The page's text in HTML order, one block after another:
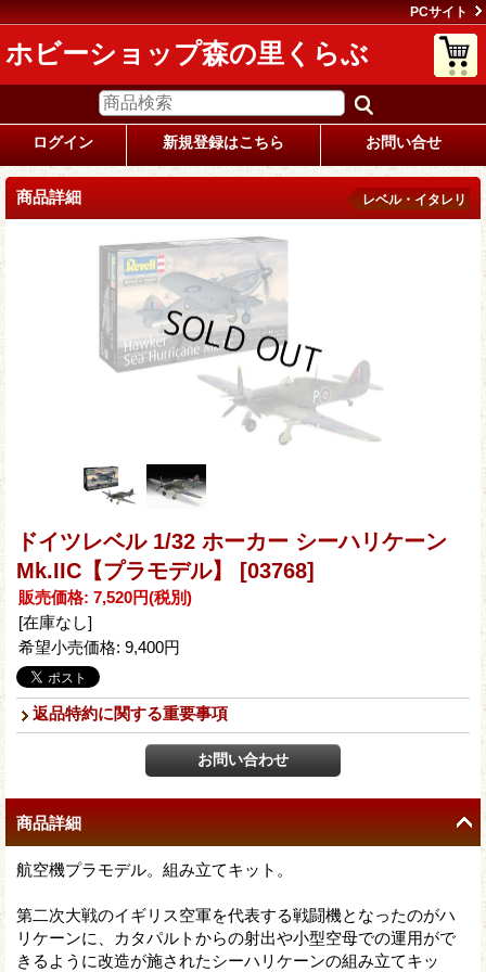
PCサイト
ホビーショップ森の里くらぶ
ログイン 新規登録はこちら お問い合せ
商品詳細 レベル・イタレリ
ドイツレベル 1/32 ホーカー シーハリケーン
Mk.IIC【プラモデル】
[03768]
販売価格: 7,520円(税別)
[在庫なし]
希望小売価格: 9,400円
返品特約に関する重要事項
商品詳細
航空機プラモデル。組み立てキット。
第二次大戦のイギリス空軍を代表する戦闘機となったのがハ
リケーンに、カタパルトからの射出や小型空母での運用がで
きるように改造が施されたシーハリケーンの組み立てキッ